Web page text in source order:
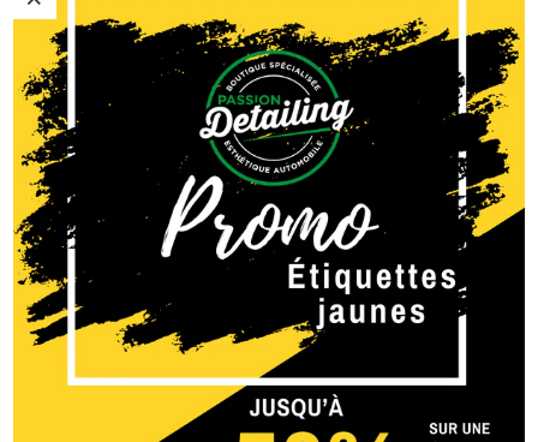
FORMATION CORRECTION DE
PEINTURE | 25-26 FÉVRIER
À ST-HYACINTHE (QC)
FORMATION POLISSAGE,
CORRECTION DE PEINTURE &
PROTECTION CÉRAMIQUE |
28 & 29 JANVIER À ST-
HYACINTHE (QC)
Épuisé
FORMATION FIREBALL
MAÎTRE INSTALLATEUR | 07
& 08 JANVIER À ST-
HYACINTHE (QC) |
ÉPUISÉ